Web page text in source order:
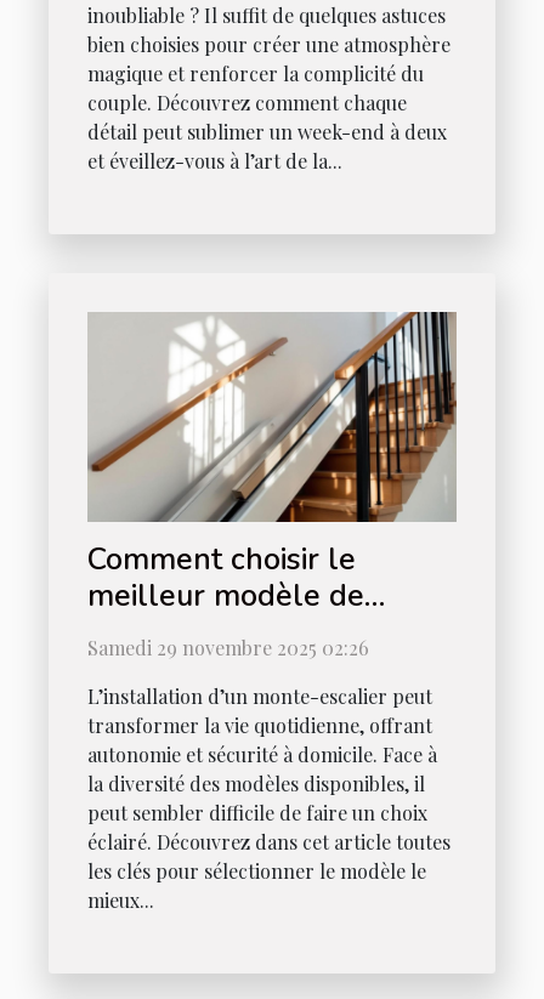
inoubliable ? Il suffit de quelques astuces
bien choisies pour créer une atmosphère
magique et renforcer la complicité du
couple. Découvrez comment chaque
détail peut sublimer un week-end à deux
et éveillez-vous à l’art de la...
Comment choisir le
meilleur modèle de
monte-escalier pour votre
maison ?
Samedi 29 novembre 2025 02:26
L’installation d’un monte-escalier peut
transformer la vie quotidienne, offrant
autonomie et sécurité à domicile. Face à
la diversité des modèles disponibles, il
peut sembler difficile de faire un choix
éclairé. Découvrez dans cet article toutes
les clés pour sélectionner le modèle le
mieux...